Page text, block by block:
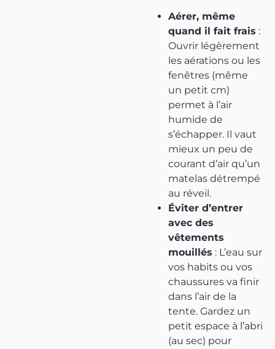
Aérer, même
quand il fait frais :
Ouvrir légèrement
les aérations ou les
fenêtres (même
un petit cm)
permet à l’air
humide de
s’échapper. Il vaut
mieux un peu de
courant d’air qu’un
matelas détrempé
au réveil.
Éviter d’entrer
avec des
vêtements
mouillés : L’eau sur
vos habits ou vos
chaussures va finir
dans l’air de la
tente. Gardez un
petit espace à l’abri
(au sec) pour